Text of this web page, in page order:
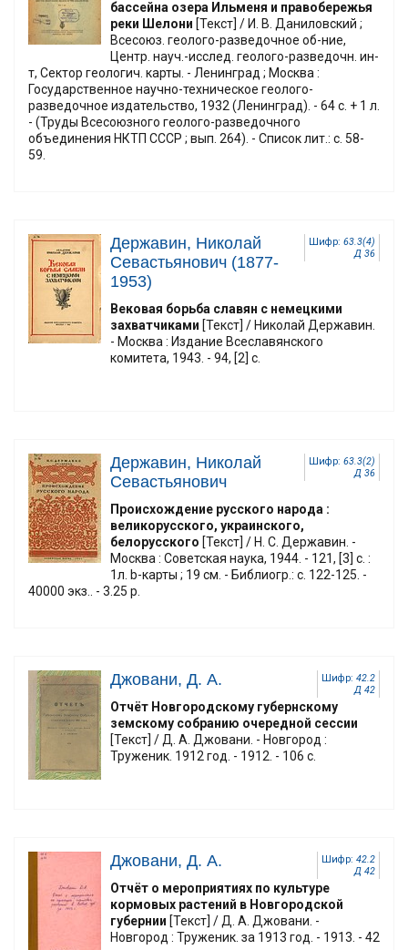
бассейна озера Ильменя и правобережья
реки Шелони [Текст] / И. В. Даниловский ;
Всесоюз. геолого-разведочное об-ние,
Центр. науч.-исслед. геолого-разведочн. ин-
т, Сектор геологич. карты. - Ленинград ; Москва :
Государственное научно-техническое геолого-
разведочное издательство, 1932 (Ленинград). - 64 с. + 1 л.
- (Труды Всесоюзного геолого-разведочного
объединения НКТП СССР ; вып. 264). - Список лит.: с. 58-
59.
Шифр: 63.3(4)
Д 36
Державин, Николай
Севастьянович (1877-
1953)
Вековая борьба славян с немецкими
захватчиками [Текст] / Николай Державин.
- Москва : Издание Всеславянского
комитета, 1943. - 94, [2] с.
Шифр: 63.3(2)
Д 36
Державин, Николай
Севастьянович
Происхождение русского народа :
великорусского, украинского,
белорусского [Текст] / Н. С. Державин. -
Москва : Советская наука, 1944. - 121, [3] с. :
1л. b-карты ; 19 см. - Библиогр.: с. 122-125. -
40000 экз.. - 3.25 р.
Шифр: 42.2
Д 42
Джовани, Д. А.
Отчёт Новгородскому губернскому
земскому собранию очередной сессии
[Текст] / Д. А. Джовани. - Новгород :
Труженик. 1912 год. - 1912. - 106 с.
Шифр: 42.2
Д 42
Джовани, Д. А.
Отчёт о мероприятиях по культуре
кормовых растений в Новгородской
губернии [Текст] / Д. А. Джовани. -
Новгород : Труженик. за 1913 год. - 1913. - 42